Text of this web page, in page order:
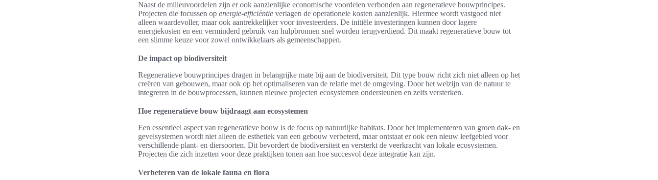
Naast de milieuvoordelen zijn er ook aanzienlijke economische voordelen verbonden aan regeneratieve bouwprincipes.
Projecten die focussen op energie-efficiëntie verlagen de operationele kosten aanzienlijk. Hiermee wordt vastgoed niet
alleen waardevoller, maar ook aantrekkelijker voor investeerders. De initiële investeringen kunnen door lagere
energiekosten en een verminderd gebruik van hulpbronnen snel worden terugverdiend. Dit maakt regeneratieve bouw tot
een slimme keuze voor zowel ontwikkelaars als gemeenschappen.
De impact op biodiversiteit
Regeneratieve bouwprincipes dragen in belangrijke mate bij aan de biodiversiteit. Dit type bouw richt zich niet alleen op het
creëren van gebouwen, maar ook op het optimaliseren van de relatie met de omgeving. Door het welzijn van de natuur te
integreren in de bouwprocessen, kunnen nieuwe projecten ecosystemen ondersteunen en zelfs versterken.
Hoe regeneratieve bouw bijdraagt aan ecosystemen
Een essentieel aspect van regeneratieve bouw is de focus op natuurlijke habitats. Door het implementeren van groen dak- en
gevelsystemen wordt niet alleen de esthetiek van een gebouw verbeterd, maar ontstaat er ook een nieuw leefgebied voor
verschillende plant- en diersoorten. Dit bevordert de biodiversiteit en versterkt de veerkracht van lokale ecosystemen.
Projecten die zich inzetten voor deze praktijken tonen aan hoe succesvol deze integratie kan zijn.
Verbeteren van de lokale fauna en flora